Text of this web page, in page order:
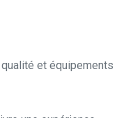
et équipements